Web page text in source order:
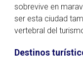
sobrevive en
ser esta ciudad
vertebral del
Destinos